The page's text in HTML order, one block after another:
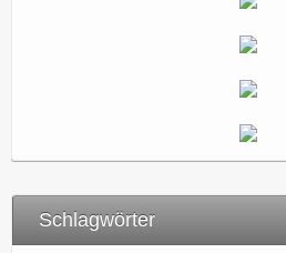
Schlagwörter